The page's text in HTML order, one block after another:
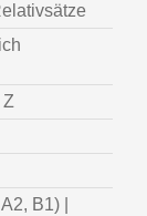
Z
B1) |